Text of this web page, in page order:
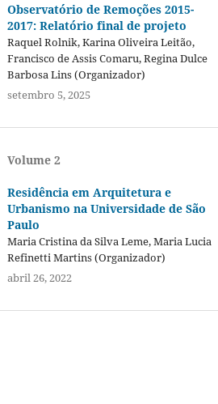
Observatório de Remoções 2015-
2017: Relatório final de projeto
Raquel Rolnik, Karina Oliveira Leitão,
Francisco de Assis Comaru, Regina Dulce
Barbosa Lins (Organizador)
setembro 5, 2025
Volume 2
Residência em Arquitetura e
Urbanismo na Universidade de São
Paulo
Maria Cristina da Silva Leme, Maria Lucia
Refinetti Martins (Organizador)
abril 26, 2022